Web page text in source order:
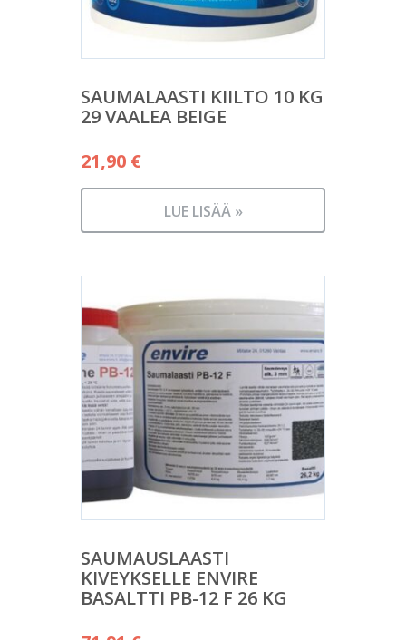
SAUMALAASTI KIILTO 10 KG
29 VAALEA BEIGE
21,90 €
LUE LISÄÄ »
SAUMAUSLAASTI
KIVEYKSELLE ENVIRE
BASALTTI PB-12 F 26 KG